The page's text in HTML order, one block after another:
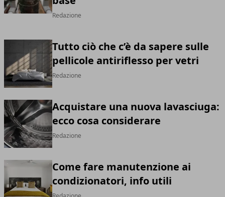
Redazione
Tutto ciò che c’è da sapere sulle
pellicole antiriflesso per vetri
Redazione
Acquistare una nuova lavasciuga:
ecco cosa considerare
Redazione
Come fare manutenzione ai
condizionatori, info utili